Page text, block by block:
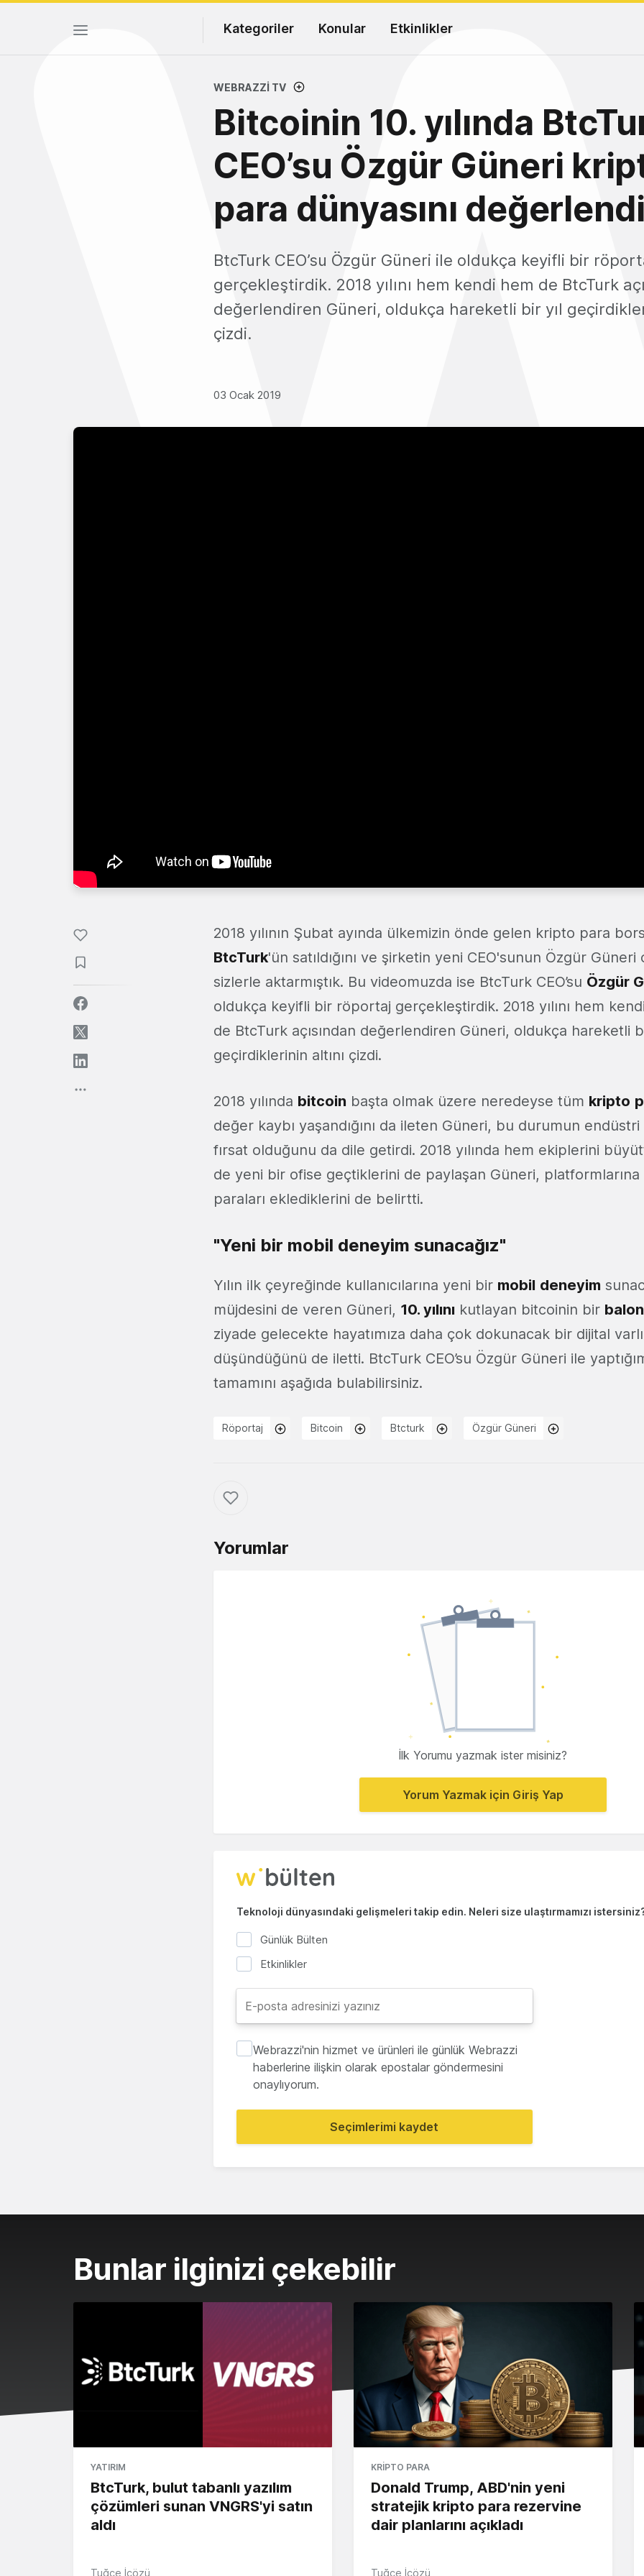
Kategoriler Konular Etkinlikler
WEBRAZZI TV
Bitcoinin 10. yılında
CEO’su Özgür Güneri
para dünyasını
BtcTurk CEO’su Özgür Güneri ile oldukça keyifli bir
gerçekleştirdik. 2018 yılını hem kendi hem de BtcTurk
değerlendiren Güneri, oldukça hareketli bir yıl
çizdi.
03 Ocak 2019
2018 yılının Şubat ayında ülkemizin önde gelen kripto para
BtcTurk'ün satıldığını ve şirketin yeni CEO'sunun Özgür
sizlerle aktarmıştık. Bu videomuzda ise BtcTurk CEO’su Özgür
oldukça keyifli bir röportaj gerçekleştirdik. 2018 yılını hem
de BtcTurk açısından değerlendiren Güneri, oldukça hareketli
geçirdiklerinin altını çizdi.
2018 yılında bitcoin başta olmak üzere neredeyse tüm kripto
değer kaybı yaşandığını da ileten Güneri, bu durumun endüstri
fırsat olduğunu da dile getirdi. 2018 yılında hem ekiplerini
de yeni bir ofise geçtiklerini de paylaşan Güneri,
paraları eklediklerini de belirtti.
"Yeni bir mobil deneyim sunacağız"
Yılın ilk çeyreğinde kullanıcılarına yeni bir mobil deneyim
müjdesini de veren Güneri, 10. yılını kutlayan bitcoinin bir balon
ziyade gelecekte hayatımıza daha çok dokunacak bir dijital
düşündüğünü de iletti. BtcTurk CEO’su Özgür Güneri ile
tamamını aşağıda bulabilirsiniz.
Röportaj Bitcoin Btcturk Özgür Güneri
Yorumlar
İlk Yorumu yazmak ister misiniz?
Yorum Yazmak için Giriş Yap
Teknoloji dünyasındaki gelişmeleri takip edin. Neleri size ulaştırmamızı
Günlük Bülten
Etkinlikler
Webrazzi'nin hizmet ve ürünleri ile günlük Webrazzi
haberlerine ilişkin olarak epostalar göndermesini
onaylıyorum.
Seçimlerimi kaydet
Bunlar ilginizi çekebilir
YATIRIM
BtcTurk, bulut tabanlı yazılım
çözümleri sunan VNGRS'yi satın
aldı
Tuğçe İçözü
KRIPTO PARA
Donald Trump, ABD'nin yeni
stratejik kripto para rezervine
dair planlarını açıkladı
Tuğçe İçözü